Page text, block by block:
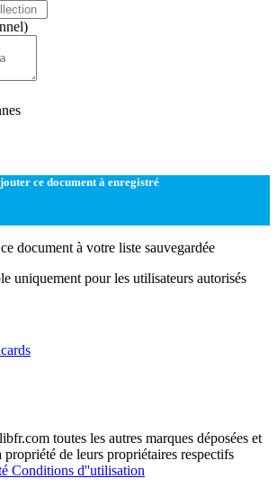
ce document à enregistré
document à votre liste sauvegardée
uniquement pour les utilisateurs autorisés
toutes les autres marques déposées et
de leurs propriétaires respectifs
Conditions d''utilisation